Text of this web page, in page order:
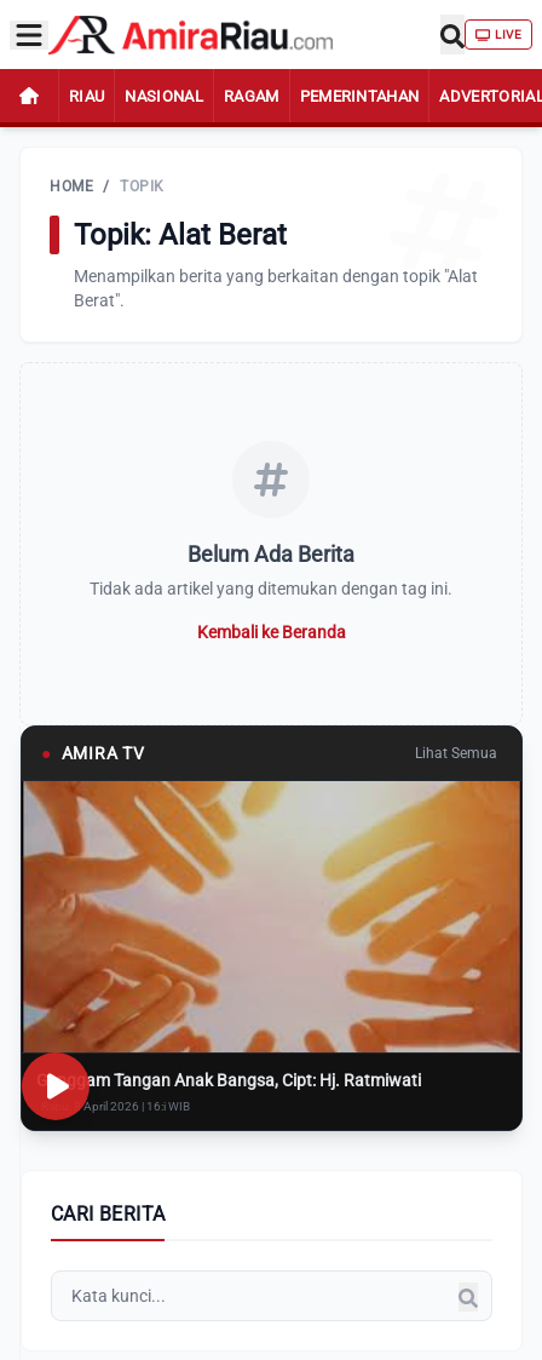
LIVE
RIAU NASIONAL RAGAM PEMERINTAHAN
HOME / TOPIK
Topik: Alat Berat
Menampilkan berita yang berkaitan dengan topik "Alat
Berat".
Belum Ada Berita
Tidak ada artikel yang ditemukan dengan tag ini.
Kembali ke Beranda
● AMIRA TV Lihat Semua
Genggam Tangan Anak Bangsa, Cipt: Hj. Ratmiwati
Rabu, 8 April 2026 | 16:i WIB
CARI BERITA